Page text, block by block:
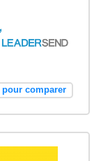
comparer